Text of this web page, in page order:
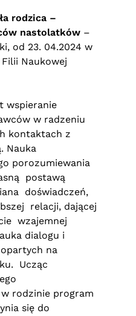
rodzica –
nastolatków –
od 23. 04.2024 w
Filii Naukowej
wspieranie
w radzeniu
kontaktach z
Nauka
porozumiewania
postawą
doświadczeń,
relacji, dającej
wzajemnej
dialogu i
na
Ucząc
rodzinie program
się do